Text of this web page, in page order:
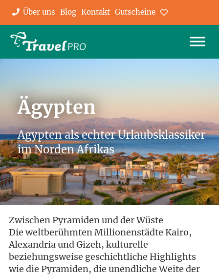
Über uns Blog Kontakt Gutscheine Favoriten
Ägypten
Agypten als echter Urlaubsklassiker
im Norden Afrikas
Zwischen Pyramiden und der Wüste
Die weltberühmten Millionenstädte Kairo,
Alexandria und Gizeh, kulturelle
beziehungsweise geschichtliche Highlights
wie die Pyramiden, die unendliche Weite der